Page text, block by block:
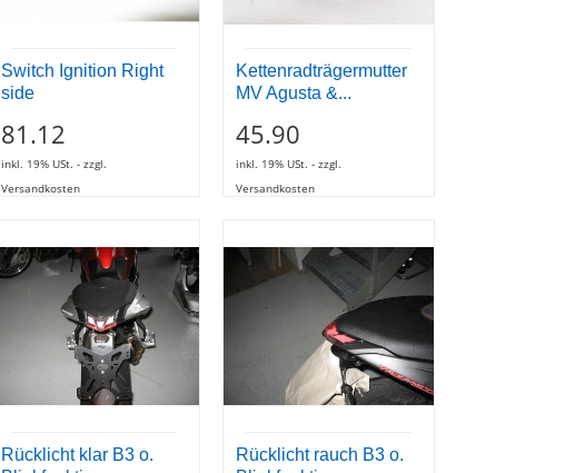
Switch Ignition Right
side
81.12
inkl. 19% USt. - zzgl.
Versandkosten
Kettenradträgermutter
MV Agusta &...
45.90
inkl. 19% USt. - zzgl.
Versandkosten
Rücklicht klar B3 o.
Rücklicht rauch B3 o.